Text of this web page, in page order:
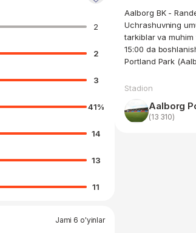
2
2
3
41%
14
13
11
Jami 6 o'yinlar
Aalborg BK -
Uchrashuvning
tarkiblar va
15:00 da
Portland Park
Stadion
Aalborg
(13 310)